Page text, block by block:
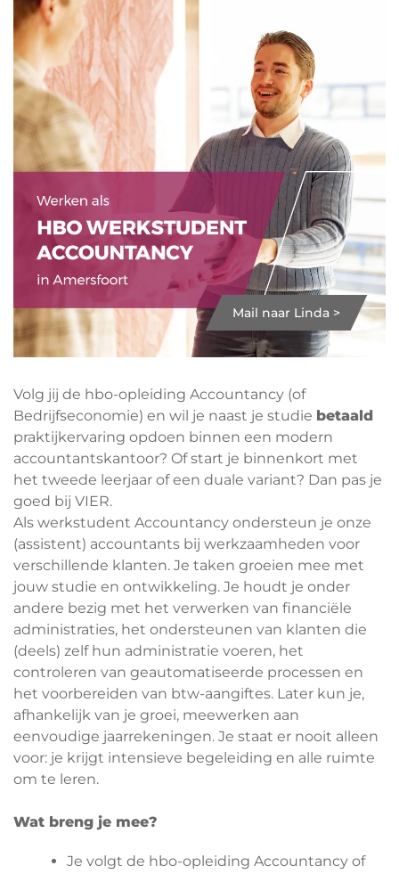
Mail naar Linda >
Volg jij de hbo-opleiding Accountancy (of
Bedrijfseconomie) en wil je naast je studie betaald
praktijkervaring opdoen binnen een modern
accountantskantoor? Of start je binnenkort met
het tweede leerjaar of een duale variant? Dan pas je
goed bij VIER.
Als werkstudent Accountancy ondersteun je onze
(assistent) accountants bij werkzaamheden voor
verschillende klanten. Je taken groeien mee met
jouw studie en ontwikkeling. Je houdt je onder
andere bezig met het verwerken van financiële
administraties, het ondersteunen van klanten die
(deels) zelf hun administratie voeren, het
controleren van geautomatiseerde processen en
het voorbereiden van btw-aangiftes. Later kun je,
afhankelijk van je groei, meewerken aan
eenvoudige jaarrekeningen. Je staat er nooit alleen
voor: je krijgt intensieve begeleiding en alle ruimte
om te leren.
Wat breng je mee?
Je volgt de hbo-opleiding Accountancy of